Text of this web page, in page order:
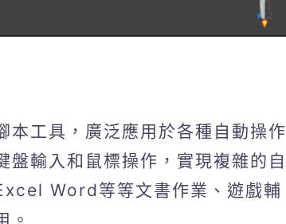
本工具，廣泛應用於各種自動操作
盤輸入和鼠標操作，實現複雜的自
Word等等文書作業、遊戲輔
。